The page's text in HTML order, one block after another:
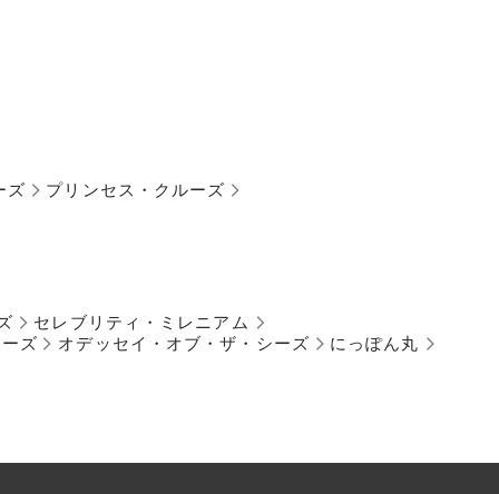
ズ プリンセス・クルーズ
セレブリティ・ミレニアム
ズ
オデッセイ・オブ・ザ・シーズ にっぽん丸